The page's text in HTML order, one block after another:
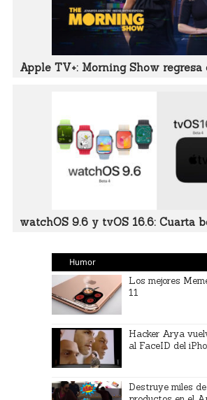
Apple TV+: Morning Show regresa
watchOS 9.6 y tvOS 16.6: Cuarta
Humor
Los mejores
11
Hacker Arya
al FaceID del
Destruye miles